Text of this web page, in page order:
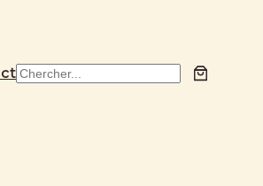
Search